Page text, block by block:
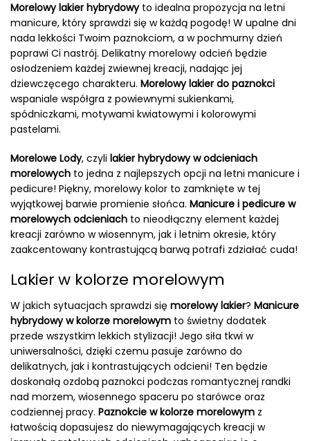
Morelowy lakier hybrydowyto idealna propozycja na letni
manicure, który sprawdzi się w każdą pogodę! W upalne dni
nada lekkości Twoim paznokciom, a w pochmurny dzień
poprawi Ci nastrój. Delikatny morelowy odcień będzie
osłodzeniem każdej zwiewnej kreacji, nadając jej
dziewczęcego charakteru. Morelowy lakier do paznokci
wspaniale współgra z powiewnymi sukienkami,
spódniczkami, motywami kwiatowymi i kolorowymi
pastelami.
Morelowe Lody, czyli lakier hybrydowy w odcieniach
morelowych to jedna z najlepszych opcji na letni manicure i
pedicure! Piękny, morelowy kolor to zamknięte w tej
wyjątkowej barwie promienie słońca. Manicure i pedicure w
morelowych odcieniach to nieodłączny element każdej
kreacji zarówno w wiosennym, jak i letnim okresie, który
zaakcentowany kontrastującą barwą potrafi zdziałać cuda!
Lakier w kolorze morelowym
W jakich sytuacjach sprawdzi się morelowy lakier? Manicure
hybrydowy w kolorze morelowym to świetny dodatek
przede wszystkim lekkich stylizacji! Jego siła tkwi w
uniwersalności, dzięki czemu pasuje zarówno do
delikatnych, jak i kontrastujących odcieni! Ten będzie
doskonałą ozdobą paznokci podczas romantycznej randki
nad morzem, wiosennego spaceru po starówce oraz
codziennej pracy. Paznokcie w kolorze morelowym z
łatwością dopasujesz do niewymagających kreacji w